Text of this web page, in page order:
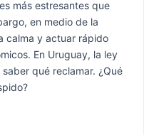
más estresantes que
en medio de la
calma y actuar rápido
En Uruguay, la ley
qué reclamar. ¿Qué